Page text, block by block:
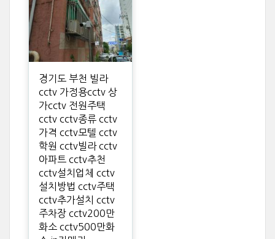
경기도 부천 빌라
cctv 가정용cctv 상
가cctv 전원주택
cctv cctv종류 cctv
가격 cctv모텔 cctv
학원 cctv빌라 cctv
아파트 cctv추천
cctv설치업체 cctv
설치방법 cctv주택
cctv추가설치 cctv
주차장 cctv200만
화소 cctv500만화